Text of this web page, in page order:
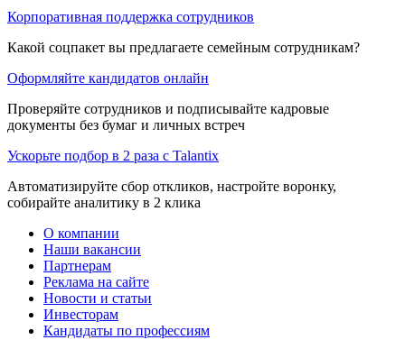
Корпоративная поддержка сотрудников
Какой соцпакет вы предлагаете семейным сотрудникам?
Оформляйте кандидатов онлайн
Проверяйте сотрудников и подписывайте кадровые
документы без бумаг и личных встреч
Ускорьте подбор в 2 раза с Talantix
Автоматизируйте сбор откликов, настройте воронку,
собирайте аналитику в 2 клика
О компании
Наши вакансии
Партнерам
Реклама на сайте
Новости и статьи
Инвесторам
Кандидаты по профессиям